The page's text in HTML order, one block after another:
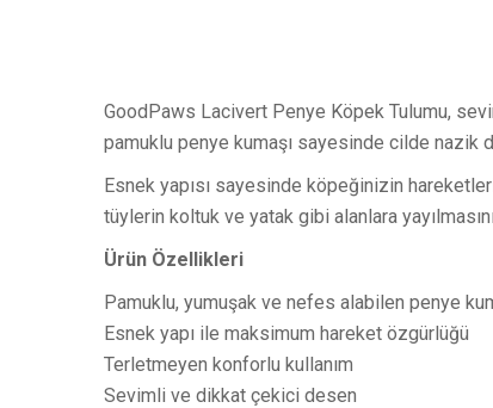
GoodPaws Lacivert Penye Köpek Tulumu,
pamuklu penye kumaşı sayesinde cilde nazik
Esnek yapısı sayesinde köpeğinizin
tüylerin koltuk ve yatak gibi alanlara
Ürün Özellikleri
Pamuklu, yumuşak ve nefes alabilen penye
Esnek yapı ile maksimum hareket özgürlüğü
Terletmeyen konforlu kullanım
Sevimli ve dikkat çekici desen